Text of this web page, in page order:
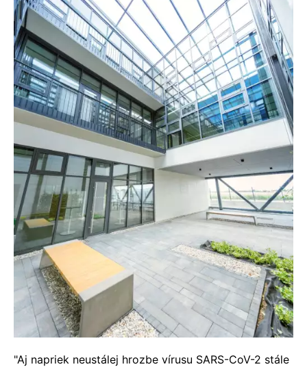
"Aj napriek neustálej hrozbe vírusu SARS-CoV-2 stále